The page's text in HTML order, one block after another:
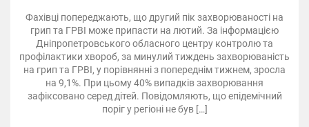
Фахівці попереджають, що другий пік захворюваності на
грип та ГРВІ може припасти на лютий. За інформацією
Дніпропетровського обласного центру контролю та
профілактики хвороб, за минулий тиждень захворюваність
на грип та ГРВІ, у порівнянні з попереднім тижнем, зросла
на 9,1%. При цьому 40% випадків захворювання
зафіксовано серед дітей. Повідомляють, що епідемічний
поріг у регіоні не був […]